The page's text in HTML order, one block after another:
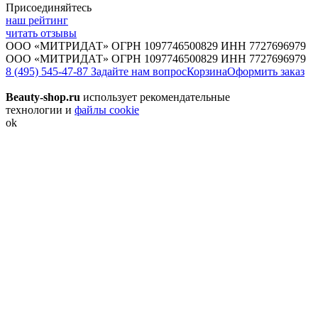
Присоединяйтесь
наш рейтинг
читать отзывы
ООО «МИТРИДАТ» ОГРН 1097746500829 ИНН 7727696979
ООО «МИТРИДАТ» ОГРН 1097746500829 ИНН 7727696979
8 (495) 545-47-87 Задайте нам вопросКорзинаОформить заказ
Beauty-shop.ru использует рекомендательные
технологии и файлы cookie
ok